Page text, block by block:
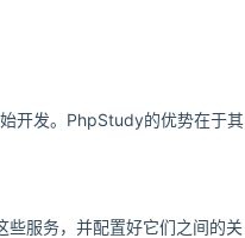
开发。PhpStudy的优势在于其
服务，并配置好它们之间的关